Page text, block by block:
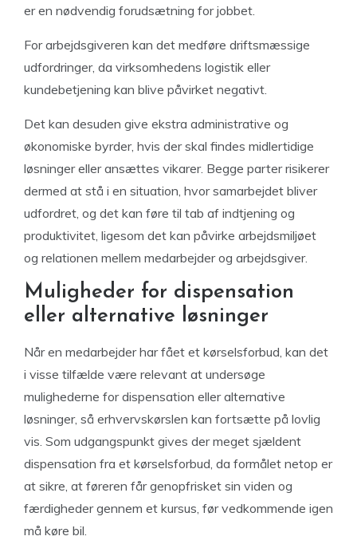
er en nødvendig forudsætning for jobbet.
For arbejdsgiveren kan det medføre driftsmæssige
udfordringer, da virksomhedens logistik eller
kundebetjening kan blive påvirket negativt.
Det kan desuden give ekstra administrative og
økonomiske byrder, hvis der skal findes midlertidige
løsninger eller ansættes vikarer. Begge parter risikerer
dermed at stå i en situation, hvor samarbejdet bliver
udfordret, og det kan føre til tab af indtjening og
produktivitet, ligesom det kan påvirke arbejdsmiljøet
og relationen mellem medarbejder og arbejdsgiver.
Muligheder for dispensation
eller alternative løsninger
Når en medarbejder har fået et kørselsforbud, kan det
i visse tilfælde være relevant at undersøge
mulighederne for dispensation eller alternative
løsninger, så erhvervskørslen kan fortsætte på lovlig
vis. Som udgangspunkt gives der meget sjældent
dispensation fra et kørselsforbud, da formålet netop er
at sikre, at føreren får genopfrisket sin viden og
færdigheder gennem et kursus, før vedkommende igen
må køre bil.